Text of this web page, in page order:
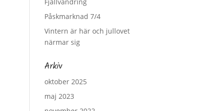
Påskmarknad 7/4
Vintern är här och jullovet
närmar sig
Arkiv
oktober 2025
maj 2023